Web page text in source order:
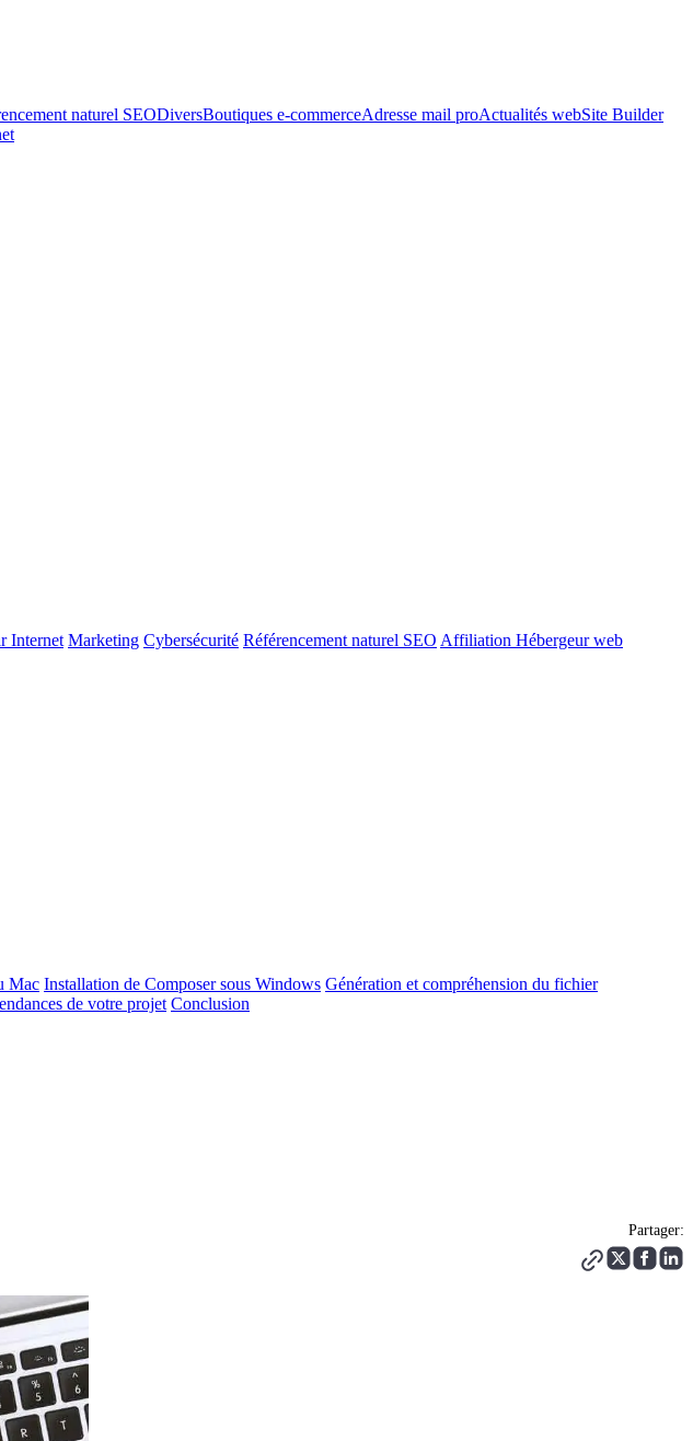
naturel SEODiversBoutiques e-commerceAdresse mail proActualités webSite Builder
Internet Marketing Cybersécurité Référencement naturel SEO Affiliation Hébergeur web
Mac Installation de Composer sous Windows Génération et compréhension du fichier
de votre projet Conclusion
Partager: